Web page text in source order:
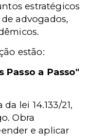
estratégicos
advogados,
estão:
Passo a Passo"
lei 14.133/21,
Obra
e aplicar